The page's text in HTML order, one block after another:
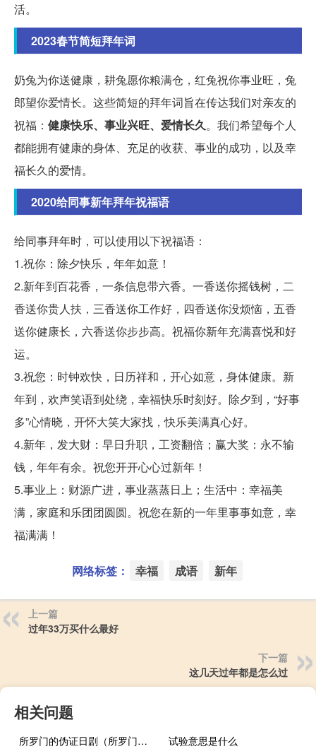
活。
2023春节简短拜年词
奶兔为你送健康，耕兔愿你粮满仓，红兔祝你事业旺，兔
郎望你爱情长。这些简短的拜年词旨在传达我们对亲友的
祝福： 健康快乐、事业兴旺、爱情长久。我们希望每个人
都能拥有健康的身体、充足的收获、事业的成功，以及幸
福长久的爱情。
2020给同事新年拜年祝福语
给同事拜年时，可以使用以下祝福语：
1.祝你：除夕快乐，年年如意！
2.新年到百花香，一条信息带六香。一香送你摇钱树，二
香送你贵人扶，三香送你工作好，四香送你没烦恼，五香
送你健康长，六香送你步步高。祝福你新年充满喜悦和好
运。
3.祝您：时钟欢快，日历祥和，开心如意，身体健康。新
年到，欢声笑语到处绕，幸福快乐时刻好。除夕到，“好事
多”心情晓，开怀大笑大家找，快乐美满真心好。
4.新年，发大财：早日升职，工资翻倍；赢大奖：永不输
钱，年年有余。祝您开开心心过新年！
5.事业上：财源广进，事业蒸蒸日上；生活中：幸福美
满，家庭和乐团团圆圆。祝您在新的一年里事事如意，幸
福满满！
网络标签： 幸福 成语 新年
上一篇
过年33万买什么最好
下一篇
这几天过年都是怎么过
相关问题
所罗门的伪证日剧（所罗门的伪证）
试验意思是什么